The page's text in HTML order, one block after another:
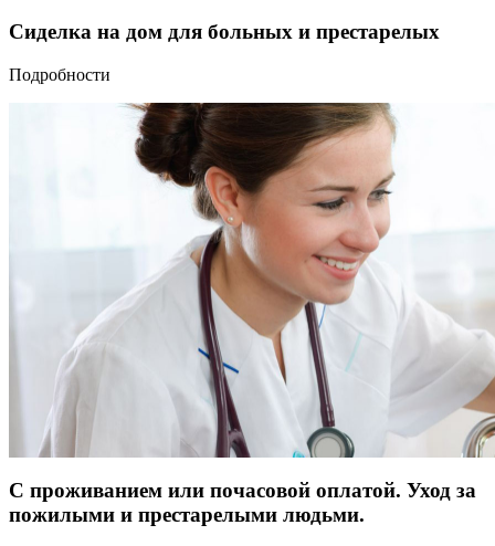
Сиделка на дом для больных и престарелых
Подробности
С проживанием или почасовой оплатой. Уход за
пожилыми и престарелыми людьми.